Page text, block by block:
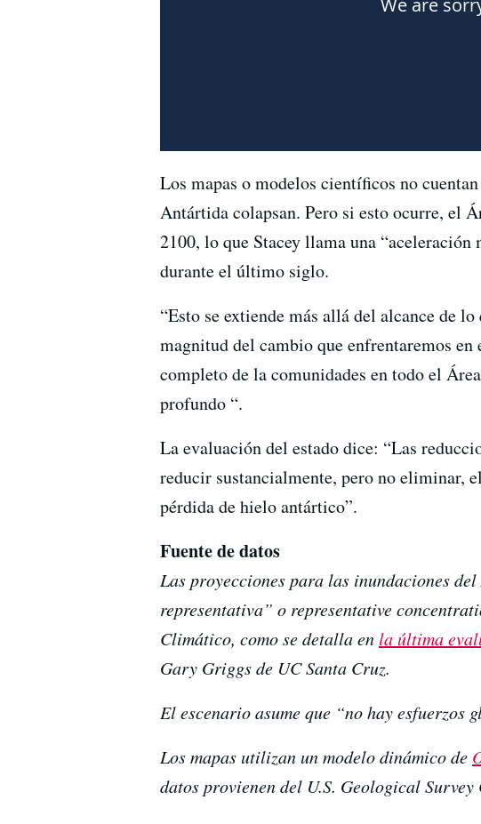
Los mapas o modelos científicos no
Antártida colapsan. Pero si esto ocurre, el
2100, lo que Stacey llama una “aceleración
durante el último siglo.
“Esto se extiende más allá del alcance de
magnitud del cambio que enfrentaremos
completo de la comunidades en todo el
profundo “.
La evaluación del estado dice: “Las
reducir sustancialmente, pero no eliminar,
pérdida de hielo antártico”.
Fuente de datos
Las proyecciones para las inundaciones
representativa” o representative
Climático, como se detalla enla última
Gary Griggs de UC Santa Cruz.
El escenario asume que “no hay
Los mapas utilizan un modelo dinámico de
datos provienen del U.S. Geological